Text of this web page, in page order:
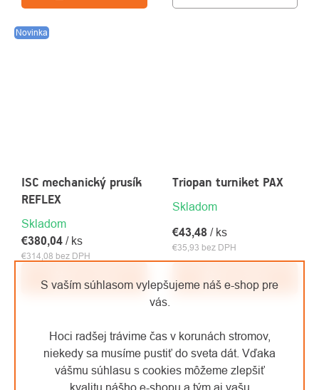
S vaším súhlasom vylepšujeme náš e-shop pre
vás.
Hoci radšej trávime čas v korunách stromov,
niekedy sa musíme pustiť do sveta dát. Vďaka
vášmu súhlasu s cookies môžeme zlepšiť
kvalitu nášho e-shopu a tým aj vašu
Novinka
ISC mechanický prusík
REFLEX
Skladom
€314,08 bez DPH
€380,04 / ks
Do košíka
Triopan turniket PAX
Skladom
€35,93 bez DPH
€43,48 / ks
Do košíka